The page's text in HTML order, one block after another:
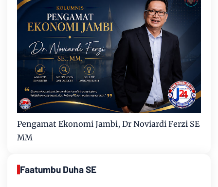
Pengamat Ekonomi Jambi, Dr Noviardi Ferzi SE
MM
Faatumbu Duha SE